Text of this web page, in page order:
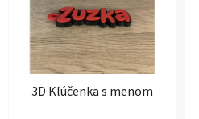
3D Kľúčenka s menom